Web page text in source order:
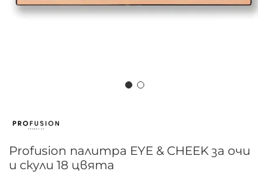
началото
галерия
със
Profusion палитра EYE & CHEEK за очи
и скули 18 цвята